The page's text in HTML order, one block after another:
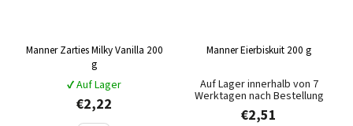
Manner Zarties Milky Vanilla 200
g
✔ Auf Lager
€2,22
Manner Eierbiskuit 200 g
Auf Lager innerhalb von 7
Werktagen nach Bestellung
€2,51